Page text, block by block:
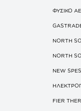
ΦΥΣΙΚΟ
NORTH
NORTH
NEW
FIER